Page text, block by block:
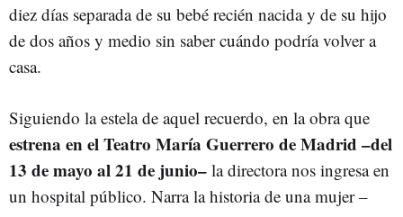
diez días separada de su bebé recién nacida y de su hijo
de dos años y medio sin saber cuándo podría volver a
casa.
Siguiendo la estela de aquel recuerdo, en la obra que
estrena en el Teatro María Guerrero de Madrid –del
13 de mayo al 21 de junio– la directora nos ingresa en
un hospital público. Narra la historia de una mujer –